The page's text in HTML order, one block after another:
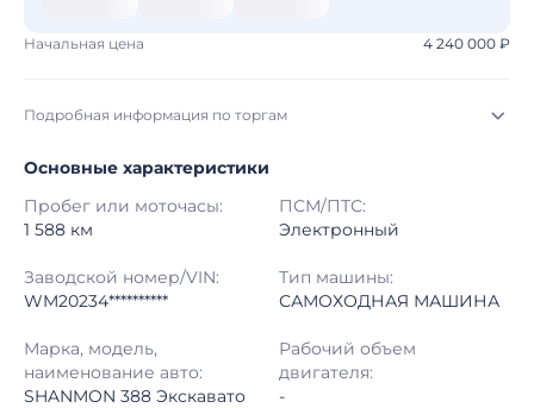
Начальная цена 4 240 000 ₽
Подробная информация по торгам
Начало торгов: 03.08.2026, 10:18 МСК
Конец торгов: 10.08.2026, 10:18 МСК
Тип аукциона: Открытые торги
Шаг торгов: 50 000 ₽
Основные характеристики
Пробег или моточасы:
1 588 км
ПСМ/ПТС:
Электронный
Заводской номер/VIN:
WM20234**********
Тип машины:
САМОХОДНАЯ МАШИНА
Марка, модель,
наименование авто:
SHANMON 388 Экскавато
Рабочий объем
двигателя:
-